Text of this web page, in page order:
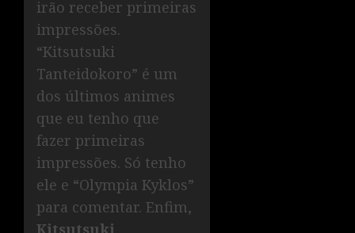
irão receber primeiras
impressões.
“Kitsutsuki
Tanteidokoro” é um
dos últimos animes
que eu tenho que
fazer primeiras
impressões. Só tenho
ele e “Olympia Kyklos”
para comentar. Enfim,
Kitsutsuki